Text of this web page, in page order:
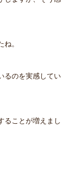
。
るのを実感してい
ることが増えまし